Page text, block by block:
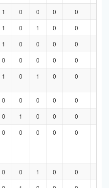
1 0 0 0 0
1 0 1 0 0
1 0 0 0 0
0 0 0 0 0
1 0 1 0 0
0 0 0 0 0
0 1 0 0 0
0 0 0 0 0
0 0 1 0 0